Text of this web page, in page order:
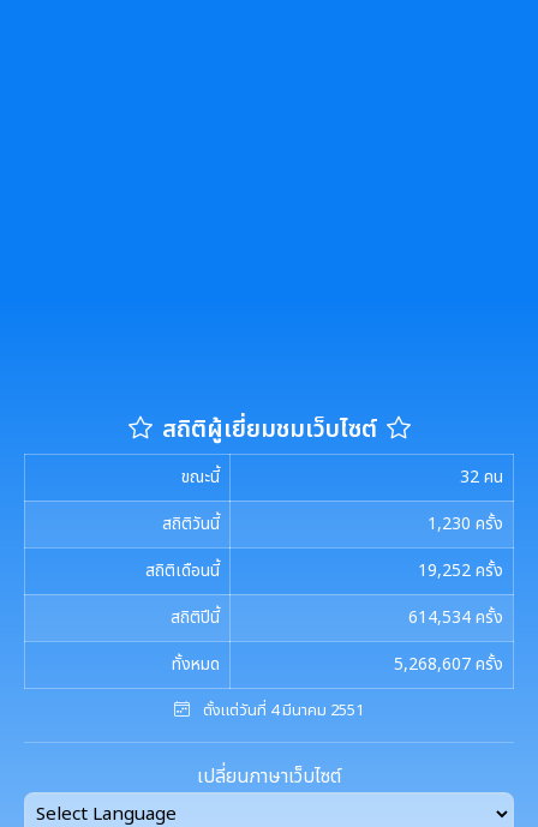
สถิติผู้เยี่ยมชมเว็บไซต์
ขณะนี้ 32คน
สถิติวันนี้
1,230 ครั้ง
สถิติเดือนนี้
19,252ครั้ง
สถิติปีนี้
614,534ครั้ง
ทั้งหมด
5,268,607ครั้ง
ตั้งแต่วันที่ 4 มีนาคม 2551
เปลี่ยนภาษาเว็บไซต์